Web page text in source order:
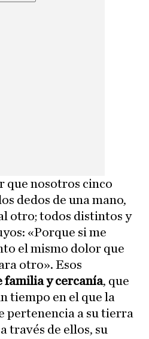
que nosotros cinco
dedos de una mano,
otro; todos distintos y
«Porque si me
el mismo dolor que
otro». Esos
familia y cercanía, que
tiempo en el que la
pertenencia a su tierra
través de ellos, su